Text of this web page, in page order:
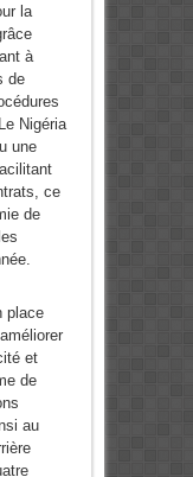
la
à
de
Nigéria
une
ce
de
place
et
de
au